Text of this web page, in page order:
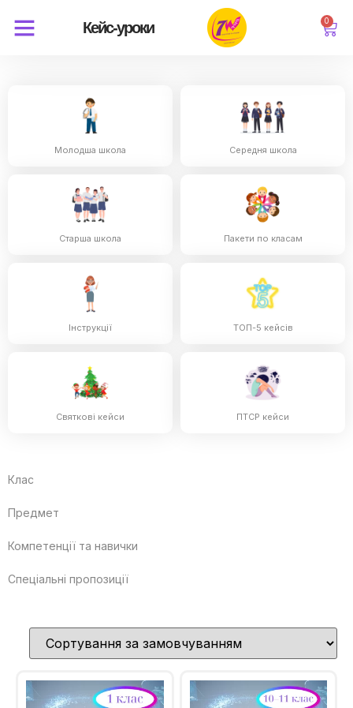
Кейс-уроки 0
Молодша школа Середня школа
Старша школа Пакети по класам
Інструкції ТОП-5 кейсів
Святкові кейси ПТСР кейси
Клас
Предмет
Компетенції та навички
Спеціальні пропозиції